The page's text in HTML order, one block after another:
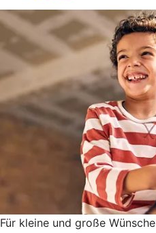
Für kleine und große Wünsche